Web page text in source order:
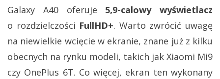
Galaxy A40 oferuje 5,9-calowy wyświetlacz
o rozdzielczości FullHD+. Warto zwrócić uwagę
na niewielkie wcięcie w ekranie, znane już z kilku
obecnych na rynku modeli, takich jak Xiaomi Mi9
czy OnePlus 6T. Co więcej, ekran ten wykonany